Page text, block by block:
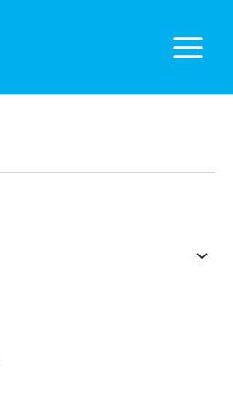
Main
Menu